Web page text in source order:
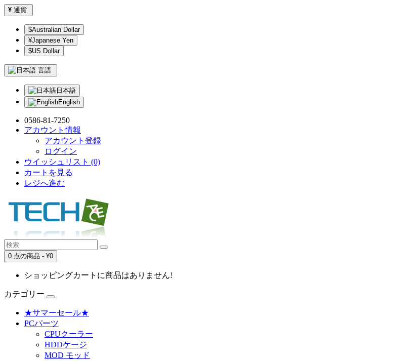
¥ 通貨
$Australian Dollar
¥Japanese Yen
$US Dollar
言語
日本語
English
0586-81-7250
アカウント情報
アカウント登録
ログイン
ウイッシュリスト (0)
カートを見る
レジへ進む
0 点の商品 - ¥0
ショッピングカートに商品はありません!
カテゴリー
★サマーセール★
PCパーツ
CPUクーラー
HDDケージ
MOD モッド